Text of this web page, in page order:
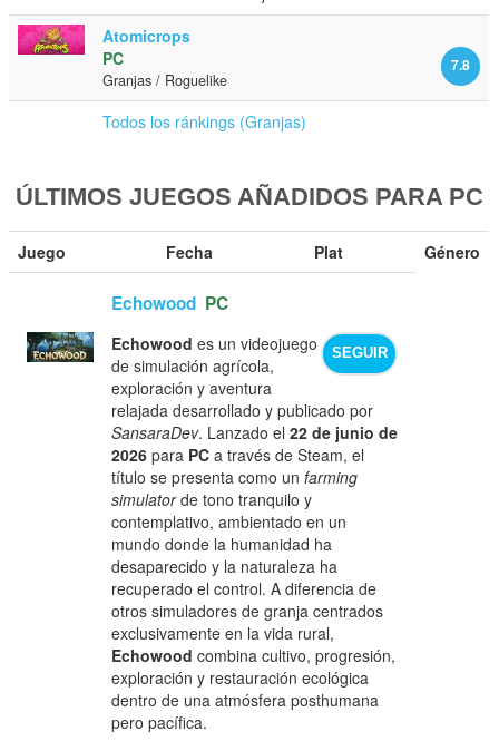
Atomicrops
7.8
PC
Granjas / Roguelike
Todos los ránkings (Granjas)
ÚLTIMOS JUEGOS AÑADIDOS PARA PC
Juego Fecha Plat Género
Echowood PC
SEGUIR
Echowood es un videojuego
de simulación agrícola,
exploración y aventura
relajada desarrollado y publicado por
SansaraDev. Lanzado el22 de junio de
2026 para PC a través de Steam, el
título se presenta como unfarming
simulatorde tono tranquilo y
contemplativo, ambientado en un
mundo donde la humanidad ha
desaparecido y la naturaleza ha
recuperado el control. A diferencia de
otros simuladores de granja centrados
exclusivamente en la vida rural,
Echowood combina cultivo, progresión,
exploración y restauración ecológica
dentro de una atmósfera posthumana
pero pacífica.